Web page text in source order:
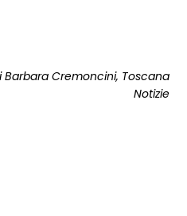
Cremoncini, Toscana
Notizie
- apre
X - apre una
e condividi -